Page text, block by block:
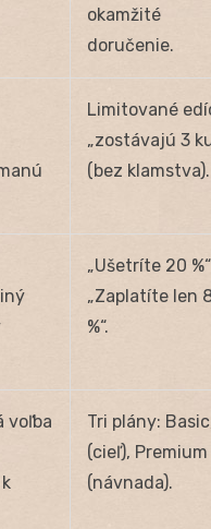
okamžité
doručenie.
Limitované
„zostávajú 3
(bez klamstva).
„Ušetríte 20
„Zaplatíte len
%“.
voľba
Tri plány:
(cieľ), Premium
(návnada).